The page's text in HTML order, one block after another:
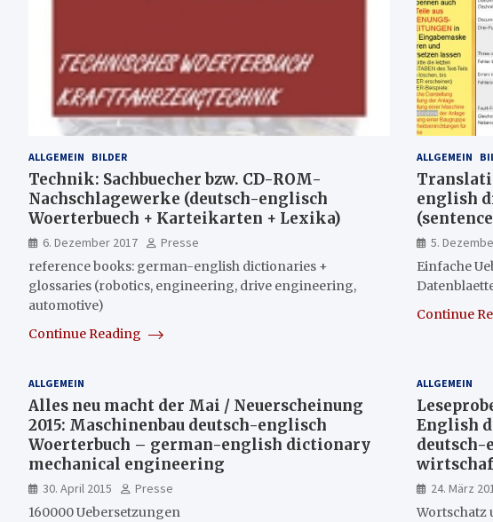
ALLGEMEIN BILDER
Technik: Sachbuecher bzw. CD-ROM-
Nachschlagewerke (deutsch-englisch
Woerterbuech + Karteikarten + Lexika)
6. Dezember 2017
Presse
reference books: german-english dictionaries +
glossaries (robotics, engineering, drive engineering,
automotive)
Continue Reading
ALLGEMEIN
english
5.
Einfache
Continue
ALLGEMEIN
Alles neu macht der Mai / Neuerscheinung
2015: Maschinenbau deutsch-englisch
Woerterbuch – german-english dictionary
mechanical engineering
30. April 2015
Presse
160000 Uebersetzungen
ALLGEMEIN
English
deutsch-
24. März
Wortschatz